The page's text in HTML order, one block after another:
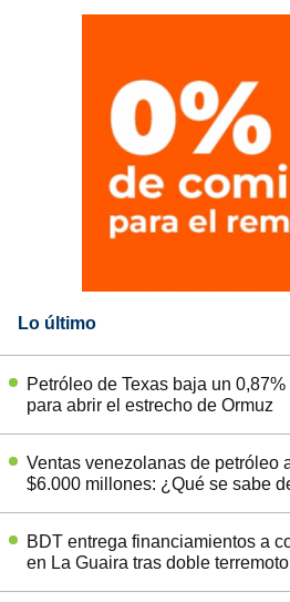
Lo último
Petróleo de Texas baja un
para abrir el estrecho de Ormuz
Ventas venezolanas de petróleo
$6.000 millones: ¿Qué se sabe
BDT entrega financiamientos a
en La Guaira tras doble terremoto